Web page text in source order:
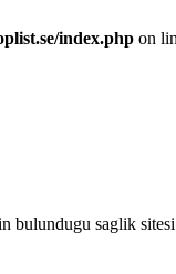
index.php on
bulundugu saglik sitesi